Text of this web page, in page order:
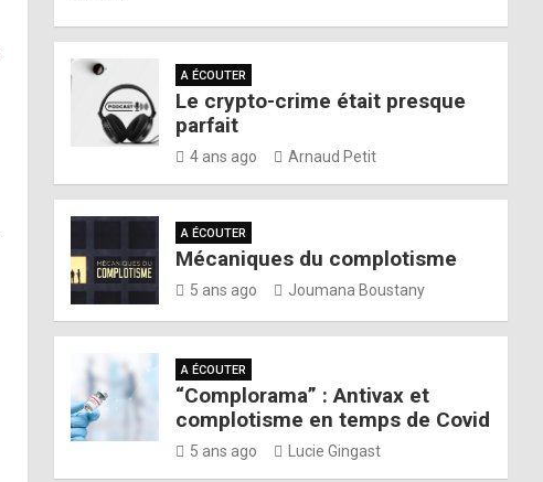
A ÉCOUTER
Le crypto-crime était presque
parfait
4 ans ago Arnaud Petit
A ÉCOUTER
Mécaniques du complotisme
5 ans ago Joumana Boustany
A ÉCOUTER
“Complorama” : Antivax et
complotisme en temps de Covid
5 ans ago Lucie Gingast